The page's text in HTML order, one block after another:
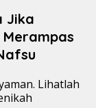
Jika